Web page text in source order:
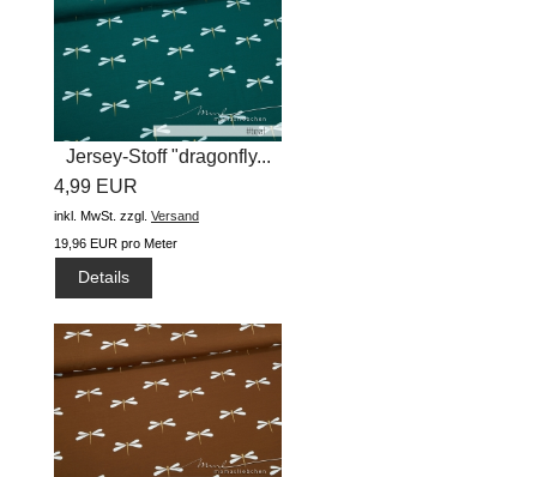
Jersey-Stoff "dragonfly...
4,99 EUR
inkl. MwSt. zzgl. Versand
19,96 EUR pro Meter
Details